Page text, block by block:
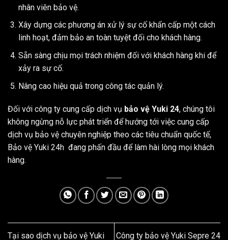
nhân viên bảo vệ.
Xây dựng các phương án xử lý sự cố khẩn cấp một cách
linh hoạt, đảm bảo an toàn tuyệt đối cho khách hàng.
Sẵn sàng chịu mọi trách nhiệm đối với khách hàng khi để
xảy ra sự cố.
Nâng cao hiệu quả trong công tác quản lý.
Đối với công ty cung cấp dịch vụ bảo vệ Yuki 24, chúng tôi
không ngừng nỗ lực phát triển để hướng tới việc cung cấp
dịch vụ bảo vệ chuyên nghiệp theo các tiêu chuẩn quốc tế,
Bảo vệ Yuki 24h đang phấn đầu để làm hài lòng mọi khách
hàng.
Tại sao dịch vụ bảo vệ Yuki Công ty bảo vệ Yuki Sepre 24